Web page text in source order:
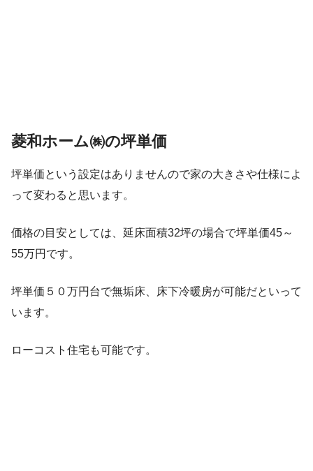
菱和ホーム㈱の坪単価
坪単価という設定はありませんので家の大きさや仕様によ
って変わると思います。
価格の目安としては、延床面積32坪の場合で坪単価45～
55万円です。
坪単価５０万円台で無垢床、床下冷暖房が可能だといって
います。
ローコスト住宅も可能です。